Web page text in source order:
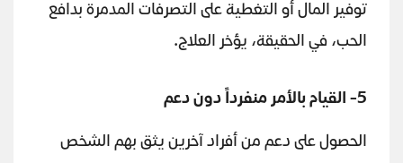
توفير المال أو التغطية على التصرفات المدمرة بدافع
الحب، في الحقيقة، يؤخر العلاج.
5- القيام بالأمر منفرداً دون دعم
الحصول على دعم من أفراد آخرين يثق بهم الشخص